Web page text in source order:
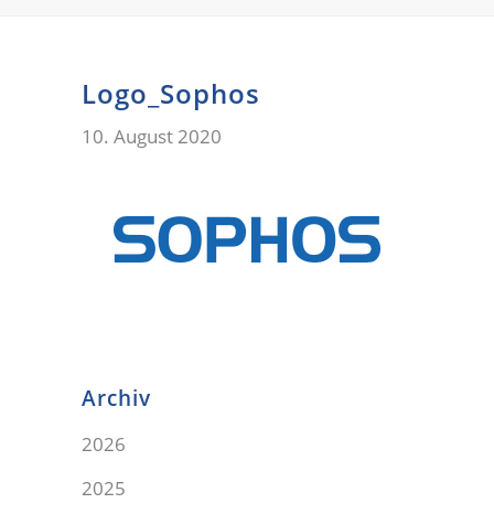
Logo_Sophos
10. August 2020
Archiv
2026
2025